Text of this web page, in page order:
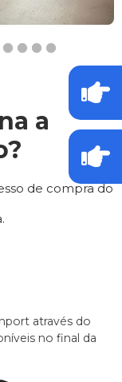
a
de compra do
através do
no final da